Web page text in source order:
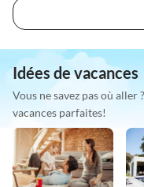
Idées de vacances
Vous ne savez pas où aller
vacances parfaites!